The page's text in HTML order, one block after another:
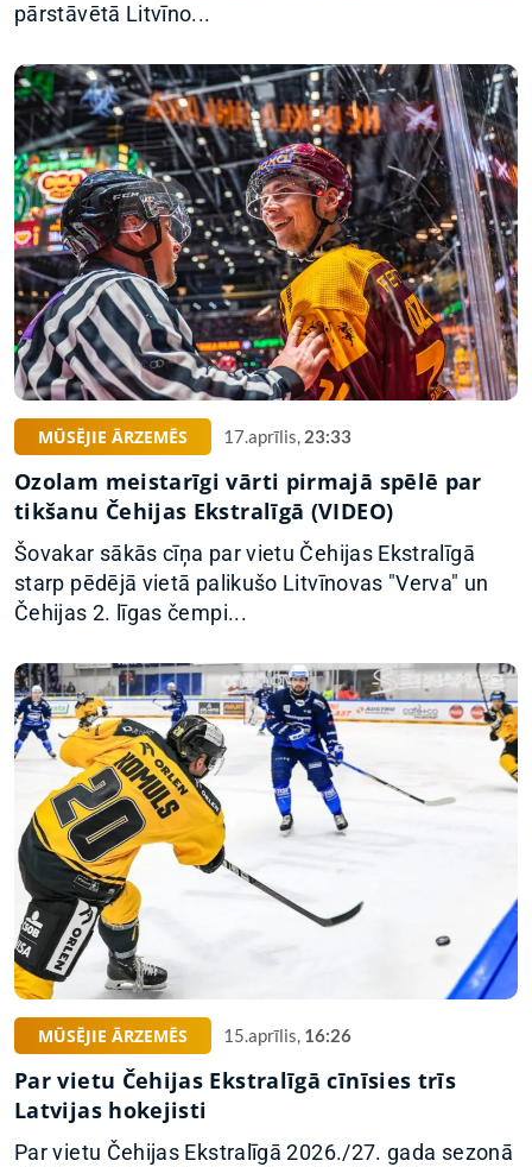
pārstāvētā Litvīno...
MŪSĒJIE ĀRZEMĒS 17.aprīlis, 23:33
Ozolam meistarīgi vārti pirmajā spēlē par
tikšanu Čehijas Ekstralīgā (VIDEO)
Šovakar sākās cīņa par vietu Čehijas Ekstralīgā
starp pēdējā vietā palikušo Litvīnovas "Verva" un
Čehijas 2. līgas čempi...
MŪSĒJIE ĀRZEMĒS 15.aprīlis, 16:26
Par vietu Čehijas Ekstralīgā cīnīsies trīs
Latvijas hokejisti
Par vietu Čehijas Ekstralīgā 2026./27. gada sezonā